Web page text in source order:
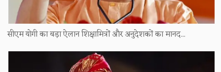
सीएम योगी का बड़ा ऐलान शिक्षामित्रों और अनुदेशकों का मानद...